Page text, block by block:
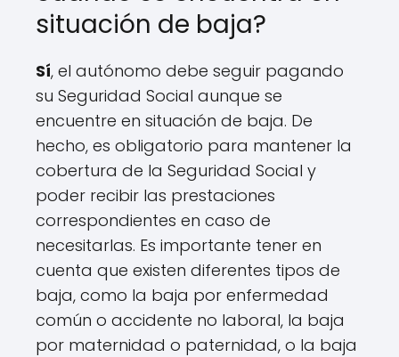
situación de baja?
Sí, el autónomo debe seguir pagando
su Seguridad Social aunque se
encuentre en situación de baja. De
hecho, es obligatorio para mantener la
cobertura de la Seguridad Social y
poder recibir las prestaciones
correspondientes en caso de
necesitarlas. Es importante tener en
cuenta que existen diferentes tipos de
baja, como la baja por enfermedad
común o accidente no laboral, la baja
por maternidad o paternidad, o la baja